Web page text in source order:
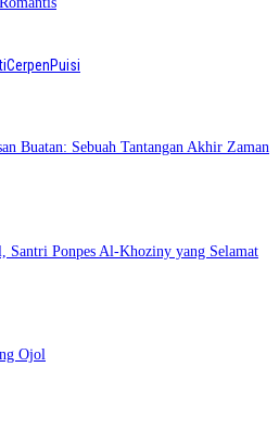
CerpenPuisi
Buatan: Sebuah Tantangan Akhir Zaman
Santri Ponpes Al-Khoziny yang Selamat
Ojol